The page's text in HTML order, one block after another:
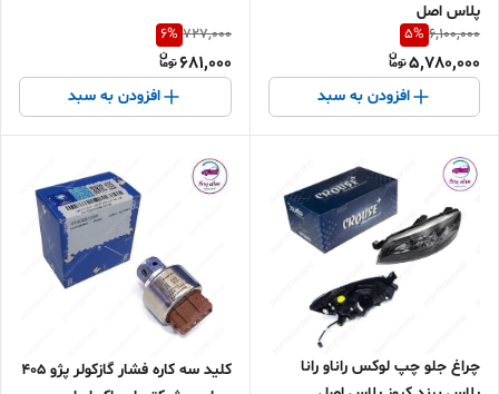
پلاس اصل
6,100,000
5%
5,780,000
افزودن به سبد
727,000
6%
681,000
افزودن به سبد
چراغ جلو چپ لوکس راناو رانا
کلید سه کاره فشار گازکولر پژو 405